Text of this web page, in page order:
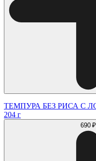
ТЕМПУРА БЕЗ РИСА С
204 г
690 ₽